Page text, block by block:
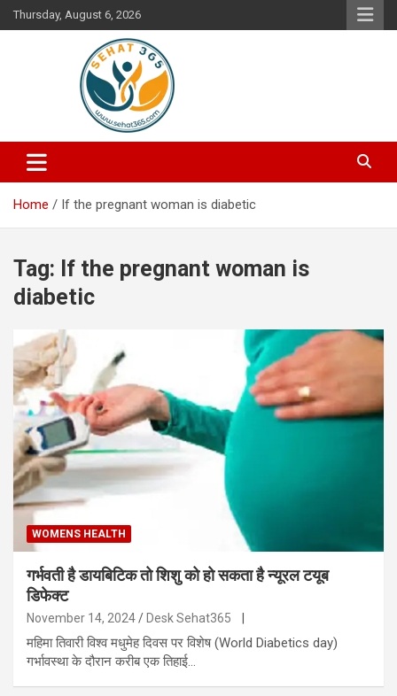
Skip
to
Thursday, August 6, 2026
Sehat365
Your's Complete Health Guide
Home If the pregnant woman is diabetic
Tag: If the pregnant woman is
diabetic
WOMENS HEALTH
गर्भवती है डायबिटिक तो शिशु को हो सकता है न्यूरल टयूब
डिफेक्ट
November 14, 2024 Desk Sehat365
महिमा तिवारी विश्व मधुमेह दिवस पर विशेष (World Diabetics day)
गर्भावस्था के दौरान करीब एक तिहाई…